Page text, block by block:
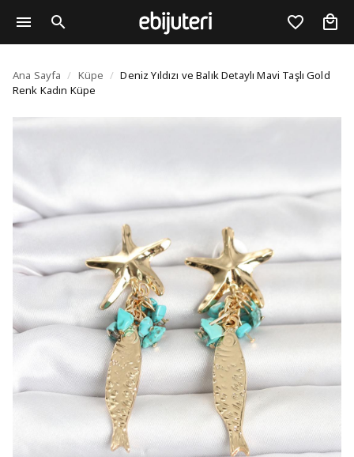
Deniz Yıldızı ve Balık
Ana Sayfa / Küpe / Deniz Yıldızı ve Balık Detaylı Mavi Taşlı Gold
Renk Kadın Küpe